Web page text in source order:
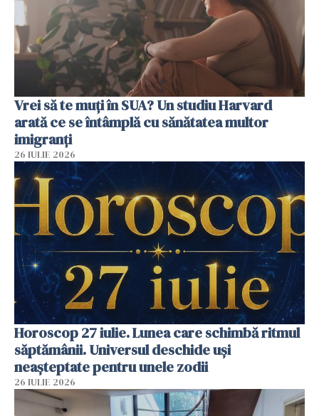
Vrei să te muți în SUA? Un studiu Harvard
arată ce se întâmplă cu sănătatea multor
imigranți
26 IULIE 2026
Horoscop 27 iulie. Lunea care schimbă ritmul
săptămânii. Universul deschide uși
neașteptate pentru unele zodii
26 IULIE 2026